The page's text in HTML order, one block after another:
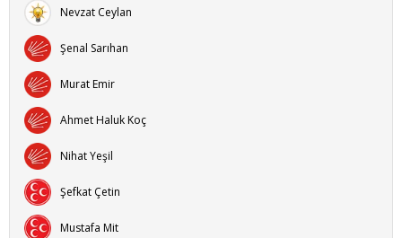
Nevzat Ceylan
Şenal Sarıhan
Murat Emir
Ahmet Haluk Koç
Nihat Yeşil
Şefkat Çetin
Mustafa Mit